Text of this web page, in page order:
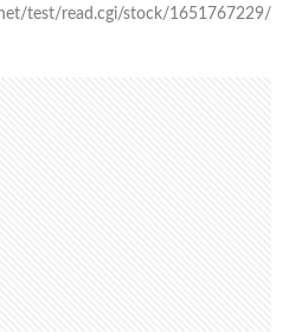
test/read.cgi/stock/1651767229/